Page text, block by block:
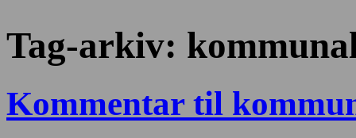
Tag-arkiv:
Kommentar til